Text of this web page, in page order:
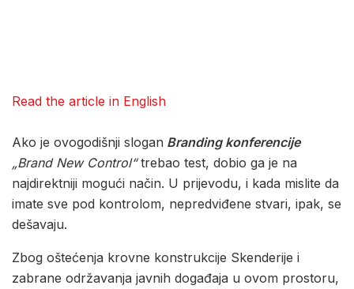
Read the article in English
Ako je ovogodišnji slogan Branding konferencije
„Brand New Control“trebao test, dobio ga je na
najdirektniji mogući način. U prijevodu, i kada mislite da
imate sve pod kontrolom, nepredviđene stvari, ipak, se
dešavaju.
Zbog oštećenja krovne konstrukcije Skenderije i
zabrane održavanja javnih događaja u ovom prostoru,